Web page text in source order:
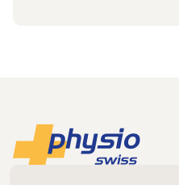
Piè di pagina